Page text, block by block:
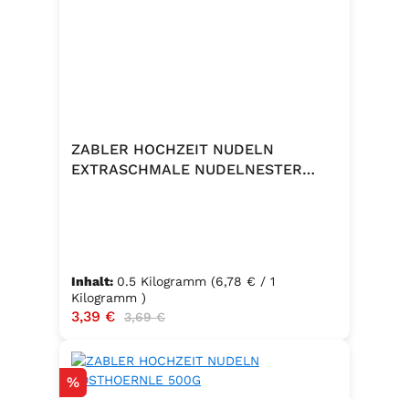
ZABLER HOCHZEIT NUDELN
EXTRASCHMALE NUDELNESTER
Inhalt: 0.5 Kilogramm (6,78 € / 1
Kilogramm )
Verkaufspreis:
3,39 € Regulärer Preis:
3,69 €
Rabatt
%